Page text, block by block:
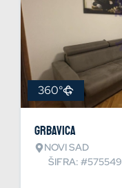
360°
Grbavica
NOVI SAD
ŠIFRA: #575549